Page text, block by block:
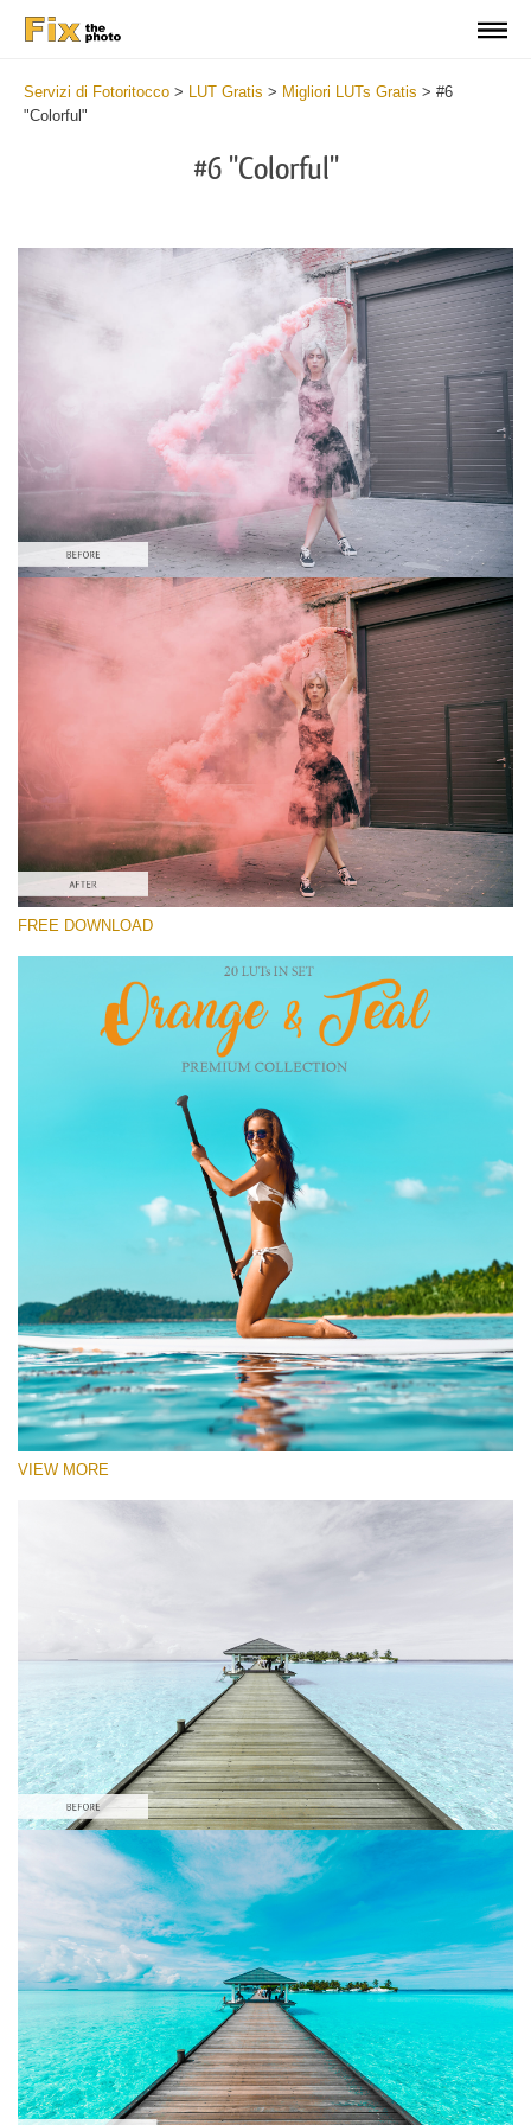
Servizi di Fotoritocco > LUT Gratis > Migliori LUTs Gratis > #6
"Colorful"
#6 "Colorful"
Si prega di Selezionare
Best Free LUT #6
Premium Orange and Teal LUTs
Must-Have Collection (160 LUTs)
Entire Collection (260 LUTs)
Download Gratuito
FREE DOWNLOAD
VIEW MORE